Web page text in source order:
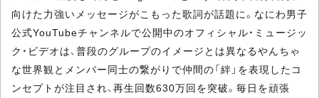
向けた力強いメッセージがこもった歌詞が話題に。なにわ男子
公式YouTubeチャンネルで公開中のオフィシャル・ミュージッ
ク・ビデオは、普段のグループのイメージとは異なるやんちゃ
な世界観とメンバー同士の繋がりで仲間の「絆」を表現したコ
ンセプトが注目され、再生回数630万回を突破。毎日を頑張